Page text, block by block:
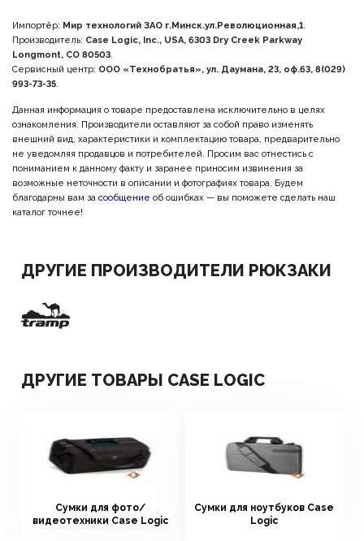
Импортёр: Мир технологий ЗАО г.Минск.ул.Революционная,1.
Производитель: Case Logic, Inc., USA, 6303 Dry Creek Parkway
Longmont, CO 80503.
Сервисный центр: ООО «Технобратья», ул. Даумана, 23, оф.63, 8(029)
993-73-35.
Данная информация о товаре предоставлена исключительно в целях
ознакомления. Производители оставляют за собой право изменять
внешний вид, характеристики и комплектацию товара, предварительно
не уведомляя продавцов и потребителей. Просим вас отнестись с
пониманием к данному факту и заранее приносим извинения за
возможные неточности в описании и фотографиях товара. Будем
благодарны вам за сообщение об ошибках — вы поможете сделать наш
каталог точнее!
ДРУГИЕ ПРОИЗВОДИТЕЛИ РЮКЗАКИ
ДРУГИЕ ТОВАРЫ CASE LOGIC
Сумки для фото/
видеотехники Case Logic
Сумки для ноутбуков Case
Logic